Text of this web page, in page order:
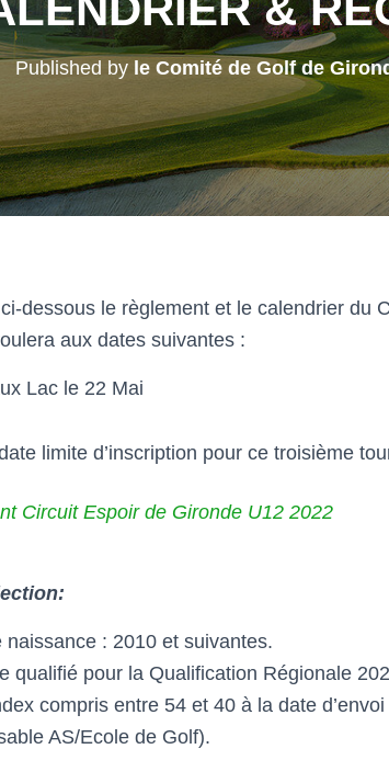
Published by le Comité de Golf de
dessous le règlement et le calendrier du
aux dates suivantes :
Lac le 22 Mai
limite d’inscription pour ce troisième
Circuit Espoir de Gironde U12 2022
naissance : 2010 et suivantes.
qualifié pour la Qualification Régionale
compris entre 54 et 40 à la date
AS/Ecole de Golf).